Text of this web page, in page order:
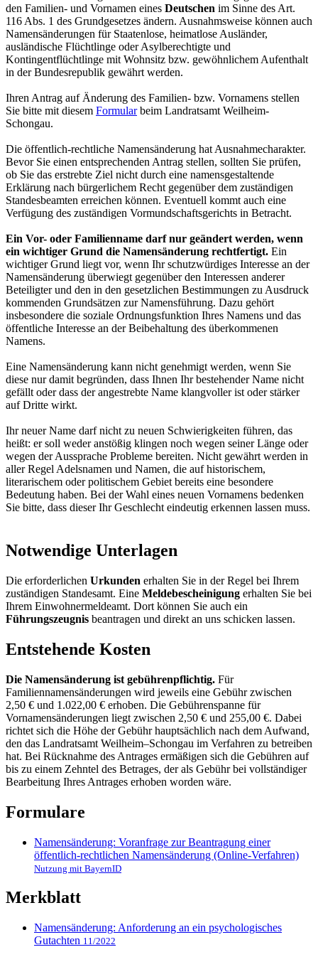
den Familien- und Vornamen eines Deutschen im Sinne des Art.
116 Abs. 1 des Grundgesetzes ändern. Ausnahmsweise können auch
Namensänderungen für Staatenlose, heimatlose Ausländer,
ausländische Flüchtlinge oder Asylberechtigte und
Kontingentflüchtlinge mit Wohnsitz bzw. gewöhnlichem Aufenthalt
in der Bundesrepublik gewährt werden.
Ihren Antrag auf Änderung des Familien- bzw. Vornamens stellen
Sie bitte mit diesem Formularbeim Landratsamt Weilheim-
Schongau.
Die öffentlich-rechtliche Namensänderung hat Ausnahmecharakter.
Bevor Sie einen entsprechenden Antrag stellen, sollten Sie prüfen,
ob Sie das erstrebte Ziel nicht durch eine namensgestaltende
Erklärung nach bürgerlichem Recht gegenüber dem zuständigen
Standesbeamten erreichen können. Eventuell kommt auch eine
Verfügung des zuständigen Vormundschaftsgerichts in Betracht.
Ein Vor- oder Familienname darf nur geändert werden, wenn
ein wichtiger Grund die Namensänderung rechtfertigt. Ein
wichtiger Grund liegt vor, wenn Ihr schutzwürdiges Interesse an der
Namensänderung überwiegt gegenüber den Interessen anderer
Beteiligter und den in den gesetzlichen Bestimmungen zu Ausdruck
kommenden Grundsätzen zur Namensführung. Dazu gehört
insbesondere die soziale Ordnungsfunktion Ihres Namens und das
öffentliche Interesse an der Beibehaltung des überkommenen
Namens.
Eine Namensänderung kann nicht genehmigt werden, wenn Sie
diese nur damit begründen, dass Ihnen Ihr bestehender Name nicht
gefällt oder dass der angestrebte Name klangvoller ist oder stärker
auf Dritte wirkt.
Ihr neuer Name darf nicht zu neuen Schwierigkeiten führen, das
heißt: er soll weder anstößig klingen noch wegen seiner Länge oder
wegen der Aussprache Probleme bereiten. Nicht gewährt werden in
aller Regel Adelsnamen und Namen, die auf historischem,
literarischem oder politischem Gebiet bereits eine besondere
Bedeutung haben. Bei der Wahl eines neuen Vornamens bedenken
Sie bitte, dass dieser Ihr Geschlecht eindeutig erkennen lassen muss.
Notwendige Unterlagen
Die erforderlichen Urkunden erhalten Sie in der Regel bei Ihrem
zuständigen Standesamt. Eine Meldebescheinigung erhalten Sie bei
Ihrem Einwohnermeldeamt. Dort können Sie auch ein
Führungszeugnis beantragen und direkt an uns schicken lassen.
Entstehende Kosten
Die Namensänderung ist gebührenpflichtig. Für
Familiennamensänderungen wird jeweils eine Gebühr zwischen
2,50 € und 1.022,00 € erhoben. Die Gebührenspanne für
Vornamensänderungen liegt zwischen 2,50 € und 255,00 €. Dabei
richtet sich die Höhe der Gebühr hauptsächlich nach dem Aufwand,
den das Landratsamt Weilheim–Schongau im Verfahren zu betreiben
hat. Bei Rücknahme des Antrages ermäßigen sich die Gebühren auf
bis zu einem Zehntel des Betrages, der als Gebühr bei vollständiger
Bearbeitung Ihres Antrages erhoben worden wäre.
Formulare
Namensänderung: Voranfrage zur Beantragung einer
öffentlich-rechtlichen Namensänderung (Online-Verfahren)
Nutzung mit BayernID
Merkblatt
Namensänderung: Anforderung an ein psychologisches
Gutachten 11/2022